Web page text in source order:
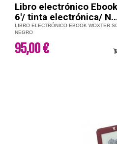
Libro electrónico
6'/ tinta electrónica/
LIBRO ELECTRÓNICO EBOOK WOXTER
NEGRO
95,00 €